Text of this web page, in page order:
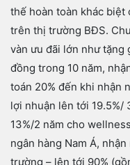
thế hoàn toàn khác biệt
trên thị trường BĐS.
vàn ưu đãi lớn như tặng
đồng trong 10 năm,
toán 20% đến khi nhận
lợi nhuận lên tới 19.5%/
13%/2 năm cho
ngân hàng Nam Á,
trường – lên tới 90%